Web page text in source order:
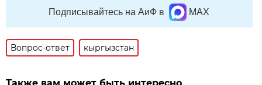
Подписывайтесь на АиФ в MAX
Вопрос-ответ кыргызстан